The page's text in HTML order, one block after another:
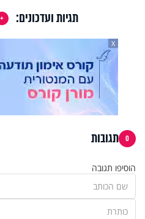
תגיות ועדכונים:
X
0 תגובות
הוסיפו תגובה